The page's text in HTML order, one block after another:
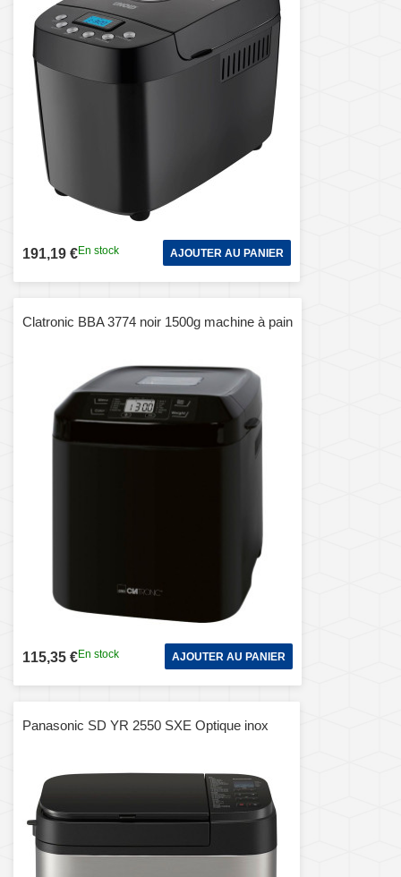
191,19 €En stock AJOUTER AU PANIER
Clatronic BBA 3774 noir 1500g machine à pain
115,35 €En stock AJOUTER AU PANIER
Panasonic SD YR 2550 SXE Optique inox